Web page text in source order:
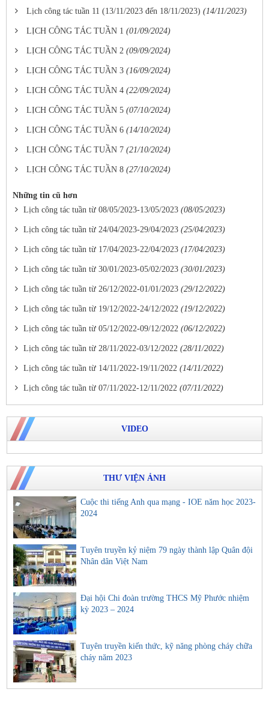
Lịch công tác tuần 11 (13/11/2023 đến 18/11/2023) (14/11/2023)
LỊCH CÔNG TÁC TUẦN 1 (01/09/2024)
LỊCH CÔNG TÁC TUẦN 2 (09/09/2024)
LỊCH CÔNG TÁC TUẦN 3 (16/09/2024)
LỊCH CÔNG TÁC TUẦN 4 (22/09/2024)
LỊCH CÔNG TÁC TUẦN 5 (07/10/2024)
LỊCH CÔNG TÁC TUẦN 6 (14/10/2024)
LỊCH CÔNG TÁC TUẦN 7 (21/10/2024)
LỊCH CÔNG TÁC TUẦN 8 (27/10/2024)
Những tin cũ hơn
Lịch công tác tuần từ 08/05/2023-13/05/2023 (08/05/2023)
Lịch công tác tuần từ 24/04/2023-29/04/2023 (25/04/2023)
Lịch công tác tuần từ 17/04/2023-22/04/2023 (17/04/2023)
Lịch công tác tuần từ 30/01/2023-05/02/2023 (30/01/2023)
Lịch công tác tuần từ 26/12/2022-01/01/2023 (29/12/2022)
Lịch công tác tuần từ 19/12/2022-24/12/2022 (19/12/2022)
Lịch công tác tuần từ 05/12/2022-09/12/2022 (06/12/2022)
Lịch công tác tuần từ 28/11/2022-03/12/2022 (28/11/2022)
Lịch công tác tuần từ 14/11/2022-19/11/2022 (14/11/2022)
Lịch công tác tuần từ 07/11/2022-12/11/2022 (07/11/2022)
VIDEO
THƯ VIỆN ẢNH
Cuộc thi tiếng Anh qua mạng - IOE năm học 2023-
2024
Tuyên truyền kỷ niệm 79 ngày thành lập Quân đội
Nhân dân Việt Nam
Đại hội Chi đoàn trường THCS Mỹ Phước nhiệm
kỳ 2023 – 2024
Tuyên truyền kiến thức, kỹ năng phòng cháy chữa
cháy năm 2023